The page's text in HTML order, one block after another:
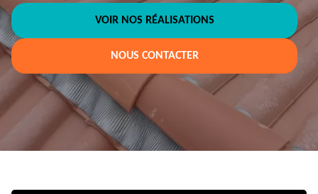
VOIR NOS RÉALISATIONS
NOUS CONTACTER